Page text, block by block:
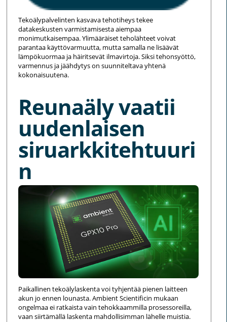
Tekoälypalvelinten kasvava tehotiheys tekee
datakeskusten varmistamisesta aiempaa
monimutkaisempaa. Ylimääräiset teholähteet voivat
parantaa käyttövarmuutta, mutta samalla ne lisäävät
lämpökuormaa ja häiritsevät ilmavirtoja. Siksi tehonsyöttö,
varmennus ja jäähdytys on suunniteltava yhtenä
kokonaisuutena.
Reunaäly vaatii
uudenlaisen
siruarkkitehtuuri
n
Paikallinen tekoälylaskenta voi tyhjentää pienen laitteen
akun jo ennen lounasta. Ambient Scientificin mukaan
ongelmaa ei ratkaista vain tehokkaammilla prosessoreilla,
vaan siirtämällä laskenta mahdollisimman lähelle muistia.